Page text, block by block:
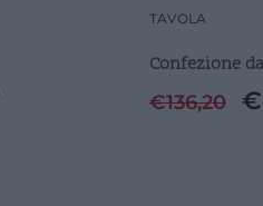
TAVOLA
Confezione
€136,20 €